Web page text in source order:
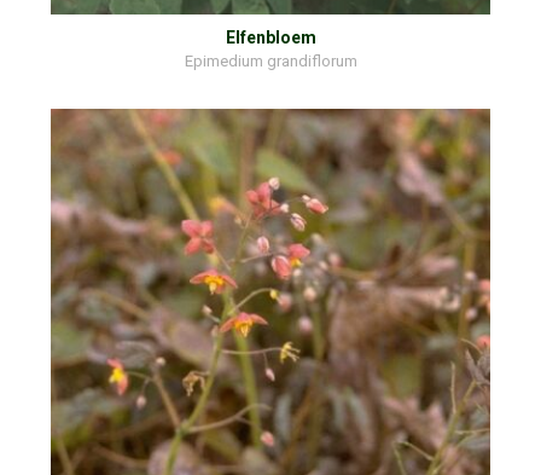
Elfenbloem
Epimedium grandiflorum